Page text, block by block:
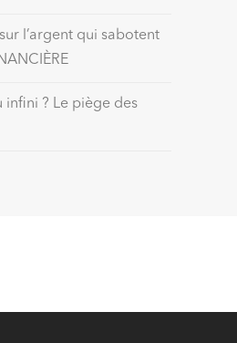
l’argent qui sabotent
infini ? Le piège des